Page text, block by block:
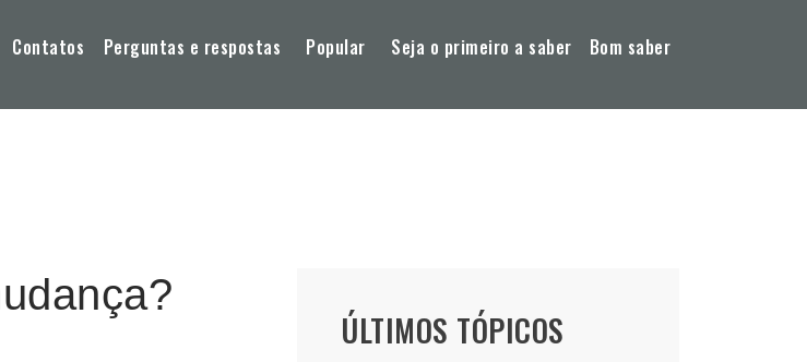
Contatos Perguntas e respostas Popular Seja o primeiro a saber Bom saber
ÚLTIMOS TÓPICOS